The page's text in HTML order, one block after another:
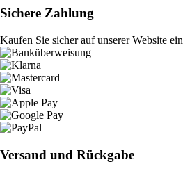
Sichere Zahlung
Kaufen Sie sicher auf unserer Website ein
Versand und Rückgabe